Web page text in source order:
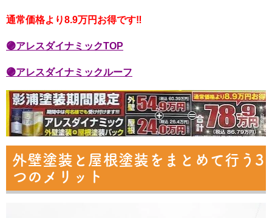
通常価格より8.9万円お得です‼
🟣アレスダイナミックTOP
🟣アレスダイナミックルーフ
外壁塗装と屋根塗装をまとめて行う3
つのメリット